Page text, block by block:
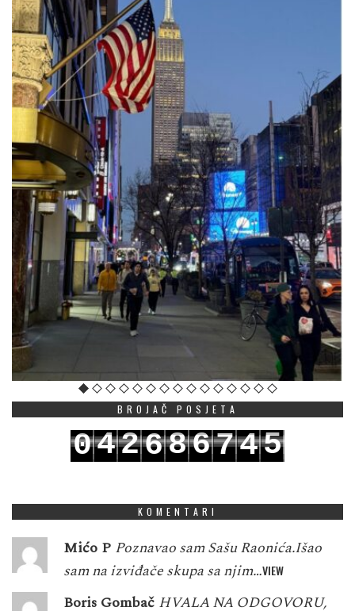
BROJAČ POSJETA
042686745
KOMENTARI
Mićo P Poznavao sam Sašu Raonića.Išao
sam na izviđače skupa sa njim…VIEW
Boris Gombač HVALA NA ODGOVORU,